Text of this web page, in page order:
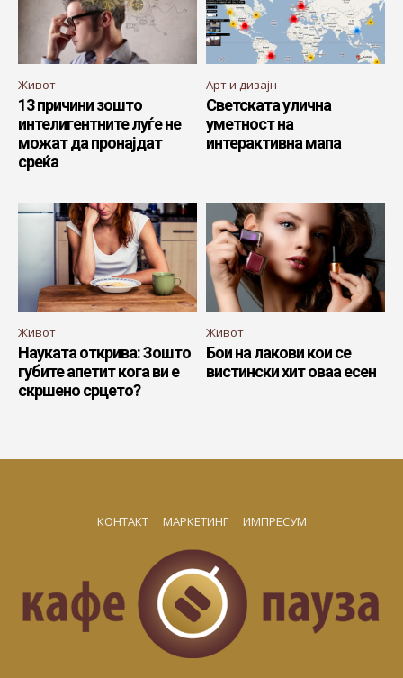
Живот
13 причини зошто
интелигентните луѓе не
можат да пронајдат
среќа
Арт и дизајн
Светската улична
уметност на
интерактивна мапа
Живот
Науката открива: Зошто
губите апетит кога ви е
скршено срцето?
Живот
Бои на лакови кои се
вистински хит оваа есен
КОНТАКТ МАРКЕТИНГ ИМПРЕСУМ